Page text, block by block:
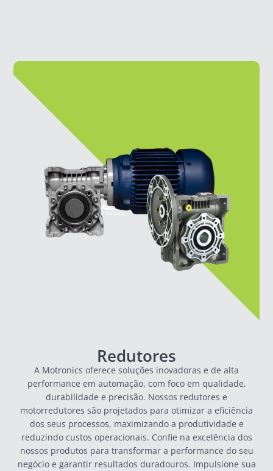
Redutores
A Motronics oferece soluções inovadoras e de alta
performance em automação, com foco em qualidade,
durabilidade e precisão. Nossos redutores e
motorredutores são projetados para otimizar a eficiência
dos seus processos, maximizando a produtividade e
reduzindo custos operacionais. Confie na excelência dos
nossos produtos para transformar a performance do seu
negócio e garantir resultados duradouros. Impulsione sua